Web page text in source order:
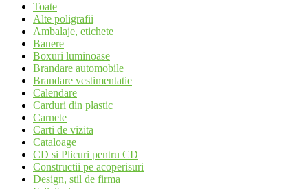
Toate
Alte poligrafii
Ambalaje, etichete
Banere
Boxuri luminoase
Brandare automobile
Brandare vestimentatie
Calendare
Carduri din plastic
Carnete
Carti de vizita
Cataloage
CD si Plicuri pentru CD
Constructii pe acoperisuri
Design, stil de firma